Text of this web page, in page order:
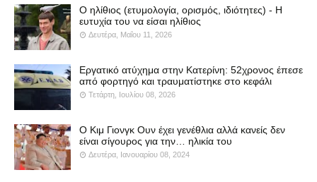
Ο ηλίθιος (ετυμολογία, ορισμός, ιδιότητες) - Η
ευτυχία του να είσαι ηλίθιος
Δευτέρα, Μαΐου 11, 2026
Εργατικό ατύχημα στην Κατερίνη: 52χρονος έπεσε
από φορτηγό και τραυματίστηκε στο κεφάλι
Τετάρτη, Ιουλίου 08, 2026
Ο Κιμ Γιονγκ Ουν έχει γενέθλια αλλά κανείς δεν
είναι σίγουρος για την… ηλικία του
Δευτέρα, Ιανουαρίου 08, 2024